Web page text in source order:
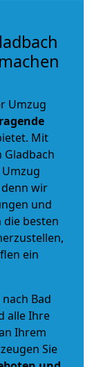
Umzug
Mit
wir
und
besten
ein
Bad
alle Ihre
Ihrem
Sie